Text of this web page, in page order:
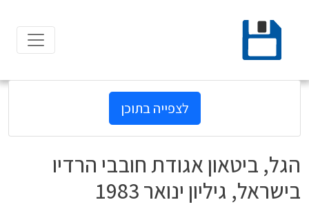
content
לצפייה בתוכן
הגל, ביטאון אגודת חובבי הרדיו
בישראל, גיליון ינואר 1983